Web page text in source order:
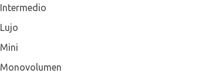
Intermedio
Lujo
Mini
Monovolumen